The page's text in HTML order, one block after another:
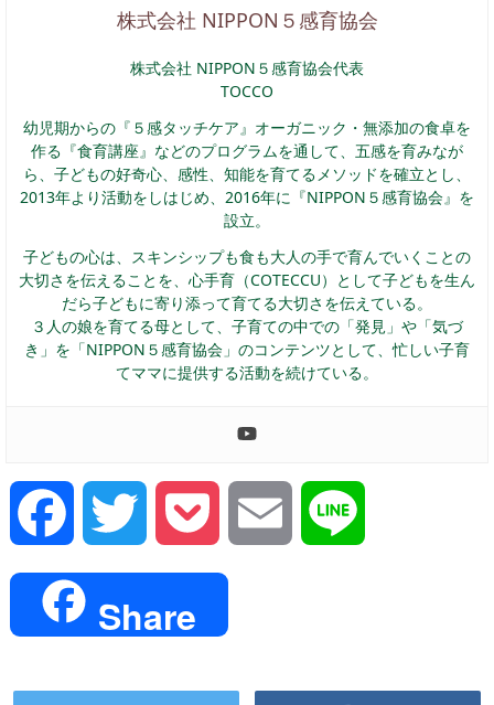
株式会社 NIPPON５感育協会
株式会社 NIPPON５感育協会代表
TOCCO
幼児期からの『５感タッチケア』オーガニック・無添加の食卓を
作る『食育講座』などのプログラムを通して、五感を育みなが
ら、子どもの好奇心、感性、知能を育てるメソッドを確立とし、
2013年より活動をしはじめ、2016年に『NIPPON５感育協会』を
設立。
子どもの心は、スキンシップも食も大人の手で育んでいくことの
大切さを伝えることを、心手育（COTECCU）として子どもを生ん
だら子どもに寄り添って育てる大切さを伝えている。
３人の娘を育てる母として、子育ての中での「発見」や「気づ
き」を「NIPPON５感育協会」のコンテンツとして、忙しい子育
てママに提供する活動を続けている。
Facebook Twitter Pocket Email
Share